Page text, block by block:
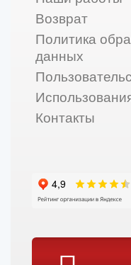
Возврат
Политика
данных
Контакты